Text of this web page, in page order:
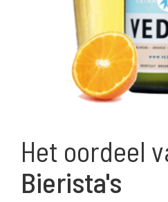
Het oordeel
Bierista's